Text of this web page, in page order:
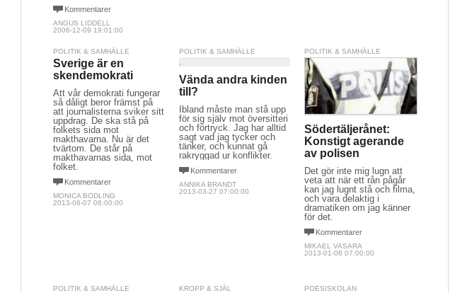
Kommentarer
ANGUS LIDDELL
2006-12-09 19:01:00
POLITIK & SAMHÄLLE
Sverige är en
skendemokrati
Att vår demokrati fungerar
så dåligt beror främst på
att journalisterna sviker sitt
uppdrag. De ska stå på
folkets sida mot
makthavarna. Nu är det
tvärtom. De står på
makthavarnas sida, mot
folket.
Kommentarer
MONICA BODLING
2013-06-07 08:00:00
POLITIK & SAMHÄLLE
Vända andra kinden
till?
Ibland måste man stå upp
för sig själv mot översitteri
och förtryck. Jag har alltid
sagt vad jag tycker och
tänker, och kunnat gå
rakryggad ur konflikter.
Kommentarer
ANNIKA BRANDT
2013-03-27 07:00:00
POLITIK & SAMHÄLLE
Södertäljerånet:
Konstigt agerande
av polisen
Det gör inte mig lugn att
veta att när ett rån pågår
kan jag lugnt stå och filma,
och vara delaktig i
dramatiken om jag känner
för det.
Kommentarer
MIKAEL VASARA
2013-01-08 07:00:00
POLITIK & SAMHÄLLE KROPP & SJÄL POESISKOLAN